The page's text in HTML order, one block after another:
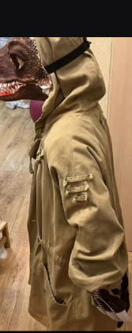
dobryhorror
Lis 1